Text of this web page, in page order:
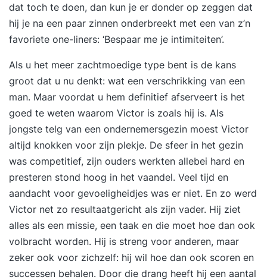
dat toch te doen, dan kun je er donder op zeggen dat
hij je na een paar zinnen onderbreekt met een van z’n
favoriete one-liners: ‘Bespaar me je intimiteiten’.
Als u het meer zachtmoedige type bent is de kans
groot dat u nu denkt: wat een verschrikking van een
man. Maar voordat u hem definitief afserveert is het
goed te weten waarom Victor is zoals hij is. Als
jongste telg van een ondernemersgezin moest Victor
altijd knokken voor zijn plekje. De sfeer in het gezin
was competitief, zijn ouders werkten allebei hard en
presteren stond hoog in het vaandel. Veel tijd en
aandacht voor gevoeligheidjes was er niet. En zo werd
Victor net zo resultaatgericht als zijn vader. Hij ziet
alles als een missie, een taak en die moet hoe dan ook
volbracht worden. Hij is streng voor anderen, maar
zeker ook voor zichzelf: hij wil hoe dan ook scoren en
successen behalen. Door die drang heeft hij een aantal